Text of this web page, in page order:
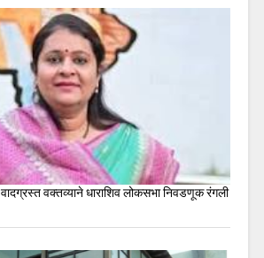
वक्तव्याने धाराशिव लोकसभा निवडणूक रंगली